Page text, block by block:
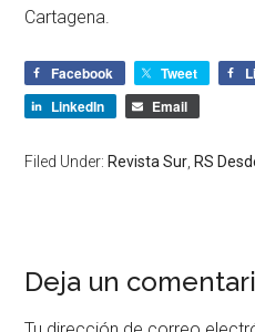
Cartagena.
Facebook Tweet
LinkedIn
Email
Filed Under: Revista Sur RS
Deja un